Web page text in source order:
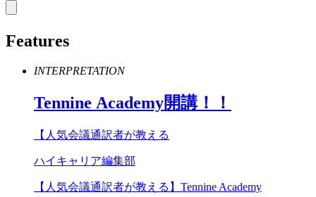
Features
INTERPRETATION
Tennine Academy開講！！
【人気会議通訳者が教える
ハイキャリア編集部
【人気会議通訳者が教える】Tennine Academy